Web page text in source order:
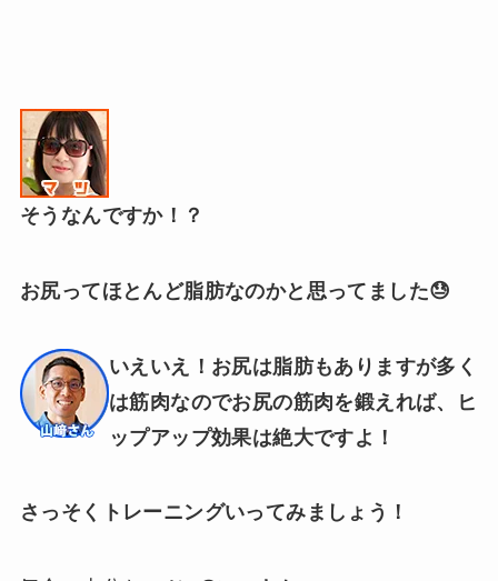
そうなんですか！？
お尻ってほとんど脂肪なのかと思ってました😓
いえいえ！お尻は脂肪もありますが多く
は筋肉なのでお尻の筋肉を鍛えれば、ヒ
ップアップ効果は絶大ですよ！
さっそくトレーニングいってみましょう！